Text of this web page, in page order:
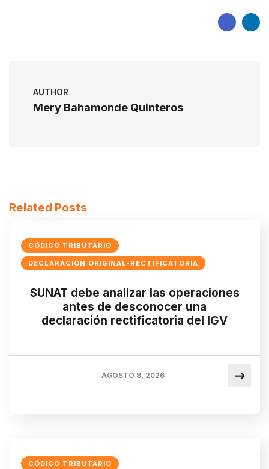
AUTHOR
Mery Bahamonde Quinteros
Related Posts
CÓDIGO TRIBUTARIO
DECLARACIÓN ORIGINAL-RECTIFICATORIA
SUNAT debe analizar las operaciones
antes de desconocer una
declaración rectificatoria del IGV
AGOSTO 8, 2026
CÓDIGO TRIBUTARIO